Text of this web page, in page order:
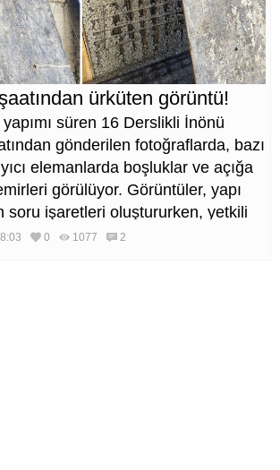
ürküten görüntü!
süren 16 Derslikli İnönü
gönderilen fotoğraflarda, bazı
elemanlarda boşluklar ve açığa
görülüyor. Görüntüler, yapı
soru işaretleri oluştururken, yetkili
inceleme yapması çağrısı yapıldı.
0 1077 2